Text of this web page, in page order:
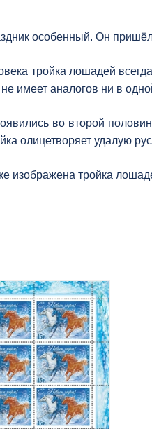
особенный. Он
тройка лошадей
имеет аналогов ни в
во второй
олицетворяет удалую
изображена тройка